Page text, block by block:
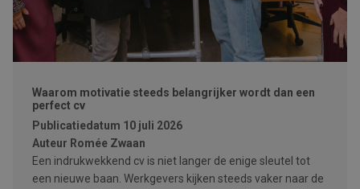
Waarom motivatie steeds belangrijker wordt dan een
perfect cv
Publicatiedatum 10 juli 2026
Auteur Romée Zwaan
Een indrukwekkend cv is niet langer de enige sleutel tot
een nieuwe baan. Werkgevers kijken steeds vaker naar de